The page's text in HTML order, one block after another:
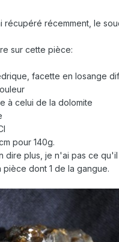
récupéré récemment, le
sur cette pièce:
facette en losange
à celui de la dolomite
pour 140g.
dire plus, je n'ai pas ce
dont 1 de la gangue.